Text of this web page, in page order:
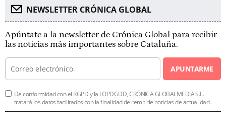
NEWSLETTER CRÓNICA GLOBAL
Apúntate a la newsletter de Crónica Global para recibir
las noticias más importantes sobre Cataluña.
APUNTARME
De conformidad con el RGPD y la LOPDGDD, CRÓNICA GLOBALMEDIA S.L.
tratará los datos facilitados con la finalidad de remitirle noticias de actualidad.